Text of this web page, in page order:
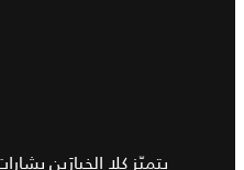
يتميّز كلا الخيارَين